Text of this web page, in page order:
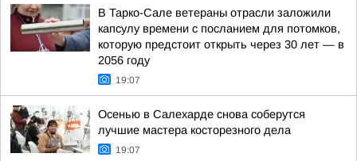
В Тарко-Сале ветераны отрасли заложили
капсулу времени с посланием для потомков,
которую предстоит открыть через 30 лет — в
2056 году
19:07
Осенью в Салехарде снова соберутся
лучшие мастера косторезного дела
19:07